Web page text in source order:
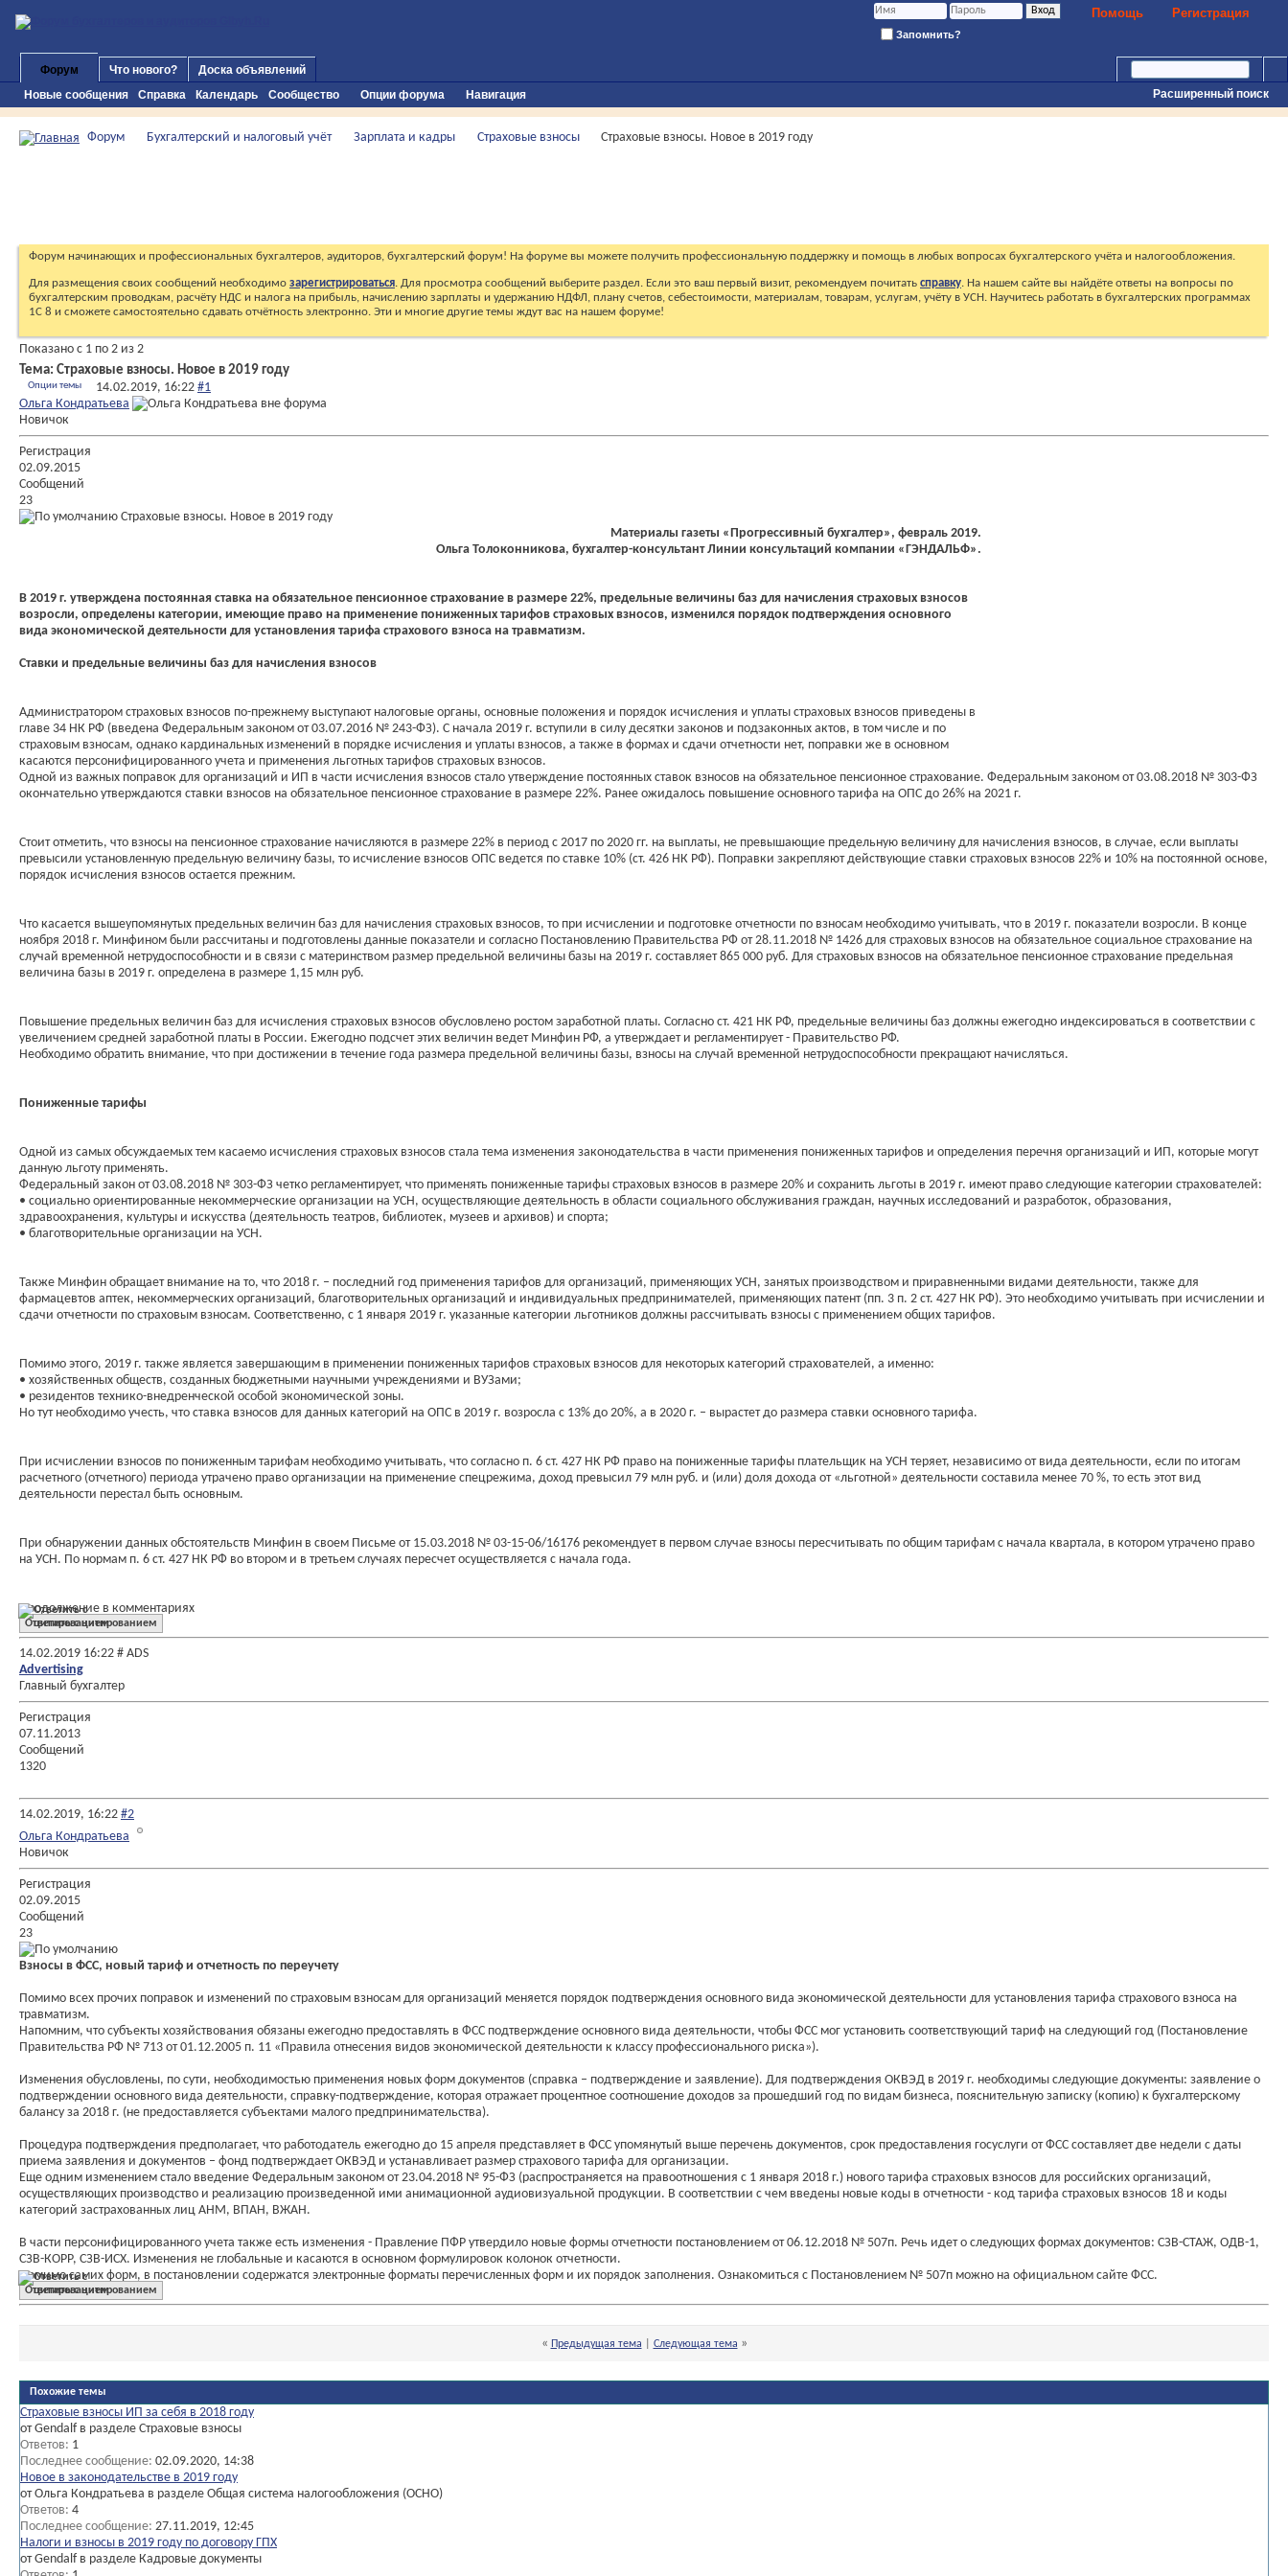
Регистрация
Помощь
Запомнить?
Форум
Новые сообщения
Справка Календарь Сообщество Опции форума Навигация
Что нового?
Доска объявлений
Расширенный поиск
Форум Бухгалтерский и налоговый учёт Зарплата и кадры Страховые взносы Страховые взносы. Новое в 2019 году
Форум начинающих и профессиональных бухгалтеров, аудиторов, бухгалтерский форум! На форуме вы можете получить профессиональную поддержку и помощь в любых вопросах бухгалтерского учёта и налогообложения.
Для размещения своих сообщений необходимо зарегистрироваться. Для просмотра сообщений выберите раздел. Если это ваш первый визит, рекомендуем почитать справку. На нашем сайте вы найдёте ответы на вопросы по
бухгалтерским проводкам, расчёту НДС и налога на прибыль, начислению зарплаты и удержанию НДФЛ, плану счетов, себестоимости, материалам, товарам, услугам, учёту в УСН. Научитесь работать в бухгалтерских программах
1С 8 и сможете самостоятельно сдавать отчётность электронно. Эти и многие другие темы ждут вас на нашем форуме!
Показано с 1 по 2 из 2
Тема: Страховые взносы. Новое в 2019 году
Опции темы 14.02.2019, 16:22 #1
Ольга Кондратьева
Новичок
Регистрация
02.09.2015
Сообщений
23
Страховые взносы. Новое в 2019 году
Материалы газеты «Прогрессивный бухгалтер», февраль 2019.
Ольга Толоконникова, бухгалтер-консультант Линии консультаций компании «ГЭНДАЛЬФ».
В 2019 г. утверждена постоянная ставка на обязательное пенсионное страхование в размере 22%, предельные величины баз для начисления страховых взносов
возросли, определены категории, имеющие право на применение пониженных тарифов страховых взносов, изменился порядок подтверждения основного
вида экономической деятельности для установления тарифа страхового взноса на травматизм.
Ставки и предельные величины баз для начисления взносов
Администратором страховых взносов по-прежнему выступают налоговые органы, основные положения и порядок исчисления и уплаты страховых взносов приведены в
главе 34 НК РФ (введена Федеральным законом от 03.07.2016 № 243-ФЗ). С начала 2019 г. вступили в силу десятки законов и подзаконных актов, в том числе и по
страховым взносам, однако кардинальных изменений в порядке исчисления и уплаты взносов, а также в формах и сдачи отчетности нет, поправки же в основном
касаются персонифицированного учета и применения льготных тарифов страховых взносов.
Одной из важных поправок для организаций и ИП в части исчисления взносов стало утверждение постоянных ставок взносов на обязательное пенсионное страхование. Федеральным законом от 03.08.2018 № 303-ФЗ
окончательно утверждаются ставки взносов на обязательное пенсионное страхование в размере 22%. Ранее ожидалось повышение основного тарифа на ОПС до 26% на 2021 г.
Стоит отметить, что взносы на пенсионное страхование начисляются в размере 22% в период с 2017 по 2020 гг. на выплаты, не превышающие предельную величину для начисления взносов, в случае, если выплаты
превысили установленную предельную величину базы, то исчисление взносов ОПС ведется по ставке 10% (ст. 426 НК РФ). Поправки закрепляют действующие ставки страховых взносов 22% и 10% на постоянной основе,
порядок исчисления взносов остается прежним.
Что касается вышеупомянутых предельных величин баз для начисления страховых взносов, то при исчислении и подготовке отчетности по взносам необходимо учитывать, что в 2019 г. показатели возросли. В конце
ноября 2018 г. Минфином были рассчитаны и подготовлены данные показатели и согласно Постановлению Правительства РФ от 28.11.2018 № 1426 для страховых взносов на обязательное социальное страхование на
случай временной нетрудоспособности и в связи с материнством размер предельной величины базы на 2019 г. составляет 865 000 руб. Для страховых взносов на обязательное пенсионное страхование предельная
величина базы в 2019 г. определена в размере 1,15 млн руб.
Повышение предельных величин баз для исчисления страховых взносов обусловлено ростом заработной платы. Согласно ст. 421 НК РФ, предельные величины баз должны ежегодно индексироваться в соответствии с
увеличением средней заработной платы в России. Ежегодно подсчет этих величин ведет Минфин РФ, а утверждает и регламентирует - Правительство РФ.
Необходимо обратить внимание, что при достижении в течение года размера предельной величины базы, взносы на случай временной нетрудоспособности прекращают начисляться.
Пониженные тарифы
Одной из самых обсуждаемых тем касаемо исчисления страховых взносов стала тема изменения законодательства в части применения пониженных тарифов и определения перечня организаций и ИП, которые могут
данную льготу применять.
Федеральный закон от 03.08.2018 № 303-ФЗ четко регламентирует, что применять пониженные тарифы страховых взносов в размере 20% и сохранить льготы в 2019 г. имеют право следующие категории страхователей:
• социально ориентированные некоммерческие организации на УСН, осуществляющие деятельность в области социального обслуживания граждан, научных исследований и разработок, образования,
здравоохранения, культуры и искусства (деятельность театров, библиотек, музеев и архивов) и спорта;
• благотворительные организации на УСН.
Также Минфин обращает внимание на то, что 2018 г. – последний год применения тарифов для организаций, применяющих УСН, занятых производством и приравненными видами деятельности, также для
фармацевтов аптек, некоммерческих организаций, благотворительных организаций и индивидуальных предпринимателей, применяющих патент (пп. 3 п. 2 ст. 427 НК РФ). Это необходимо учитывать при исчислении и
сдачи отчетности по страховым взносам. Соответственно, с 1 января 2019 г. указанные категории льготников должны рассчитывать взносы с применением общих тарифов.
Помимо этого, 2019 г. также является завершающим в применении пониженных тарифов страховых взносов для некоторых категорий страхователей, а именно:
• хозяйственных обществ, созданных бюджетными научными учреждениями и ВУЗами;
• резидентов технико-внедренческой особой экономической зоны.
Но тут необходимо учесть, что ставка взносов для данных категорий на ОПС в 2019 г. возросла с 13% до 20%, а в 2020 г. – вырастет до размера ставки основного тарифа.
При исчислении взносов по пониженным тарифам необходимо учитывать, что согласно п. 6 ст. 427 НК РФ право на пониженные тарифы плательщик на УСН теряет, независимо от вида деятельности, если по итогам
расчетного (отчетного) периода утрачено право организации на применение спецрежима, доход превысил 79 млн руб. и (или) доля дохода от «льготной» деятельности составила менее 70 %, то есть этот вид
деятельности перестал быть основным.
При обнаружении данных обстоятельств Минфин в своем Письме от 15.03.2018 № 03-15-06/16176 рекомендует в первом случае взносы пересчитывать по общим тарифам с начала квартала, в котором утрачено право
на УСН. По нормам п. 6 ст. 427 НК РФ во втором и в третьем случаях пересчет осуществляется с начала года.
Продолжение в комментариях
Ответить с цитированием
14.02.2019 16:22 # ADS
Advertising
Главный бухгалтер
Регистрация
07.11.2013
Сообщений
1320
14.02.2019, 16:22 #2
Ольга Кондратьева
Новичок
Регистрация
02.09.2015
Сообщений
23
Взносы в ФСС, новый тариф и отчетность по переучету
Помимо всех прочих поправок и изменений по страховым взносам для организаций меняется порядок подтверждения основного вида экономической деятельности для установления тарифа страхового взноса на
травматизм.
Напомним, что субъекты хозяйствования обязаны ежегодно предоставлять в ФСС подтверждение основного вида деятельности, чтобы ФСС мог установить соответствующий тариф на следующий год (Постановление
Правительства РФ № 713 от 01.12.2005 п. 11 «Правила отнесения видов экономической деятельности к классу профессионального риска»).
Изменения обусловлены, по сути, необходимостью применения новых форм документов (справка – подтверждение и заявление). Для подтверждения ОКВЭД в 2019 г. необходимы следующие документы: заявление о
подтверждении основного вида деятельности, справку-подтверждение, которая отражает процентное соотношение доходов за прошедший год по видам бизнеса, пояснительную записку (копию) к бухгалтерскому
балансу за 2018 г. (не предоставляется субъектами малого предпринимательства).
Процедура подтверждения предполагает, что работодатель ежегодно до 15 апреля представляет в ФСС упомянутый выше перечень документов, срок предоставления госуслуги от ФСС составляет две недели с даты
приема заявления и документов – фонд подтверждает ОКВЭД и устанавливает размер страхового тарифа для организации.
Еще одним изменением стало введение Федеральным законом от 23.04.2018 № 95-ФЗ (распространяется на правоотношения с 1 января 2018 г.) нового тарифа страховых взносов для российских организаций,
осуществляющих производство и реализацию произведенной ими анимационной аудиовизуальной продукции. В соответствии с чем введены новые коды в отчетности - код тарифа страховых взносов 18 и коды
категорий застрахованных лиц АНМ, ВПАН, ВЖАН.
В части персонифицированного учета также есть изменения - Правление ПФР утвердило новые формы отчетности постановлением от 06.12.2018 № 507п. Речь идет о следующих формах документов: СЗВ-СТАЖ, ОДВ-1,
СЗВ-КОРР, СЗВ-ИСХ. Изменения не глобальные и касаются в основном формулировок колонок отчетности.
Помимо самих форм, в постановлении содержатся электронные форматы перечисленных форм и их порядок заполнения. Ознакомиться с Постановлением № 507п можно на официальном сайте ФСС.
Ответить с цитированием
« Предыдущая тема Следующая тема »
Похожие темы
Страховые взносы ИП за себя в 2018 году
от Gendalf в разделе Страховые взносы
Ответов: 1
Последнее сообщение: 02.09.2020, 14:38
Новое в законодательстве в 2019 году
от Ольга Кондратьева в разделе Общая система налогообложения (ОСНО)
Ответов: 4
Последнее сообщение: 27.11.2019, 12:45
Налоги и взносы в 2019 году по договору ГПХ
от Gendalf в разделе Кадровые документы